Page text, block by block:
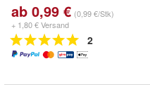
ab 0,99 € (0,99 €/Stk)
+ 1,80 € Versand
2